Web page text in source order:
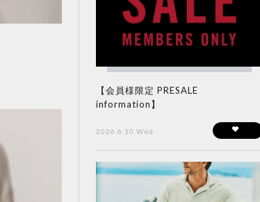
【会員様限定 PRESALE
information】
2026.6.10 Wed